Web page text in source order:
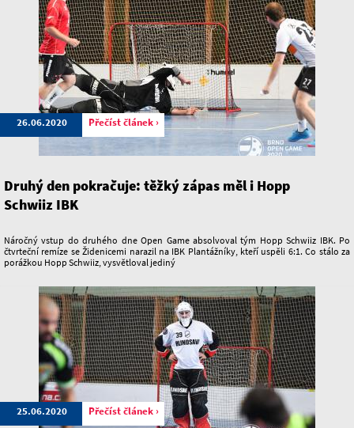
26.06.2020 Přečíst článek ›
Druhý den pokračuje: těžký zápas měl i Hopp
Schwiiz IBK
Náročný vstup do druhého dne Open Game absolvoval tým Hopp Schwiiz IBK. Po
čtvrteční remíze se Židenicemi narazil na IBK Plantážníky, kteří uspěli 6:1. Co stálo za
porážkou Hopp Schwiiz, vysvětloval jediný
25.06.2020 Přečíst článek ›